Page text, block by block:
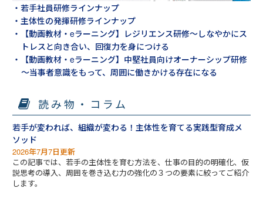
・若手社員研修ラインナップ
・主体性の発揮研修ラインナップ
・【動画教材・eラーニング】レジリエンス研修～しなやかにス
トレスと向き合い、回復力を身につける
・【動画教材・eラーニング】中堅社員向けオーナーシップ研修
～当事者意識をもって、周囲に働きかける存在になる
読み物・コラム
若手が変われば、組織が変わる！主体性を育てる実践型育成メ
ソッド
2026年7月7日更新
この記事では、若手の主体性を育む方法を、仕事の目的の明確化、仮
説思考の導入、周囲を巻き込む力の強化の３つの要素に絞ってご紹介
します。